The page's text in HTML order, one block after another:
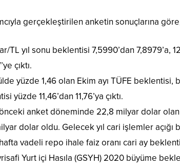
gerçekleştirilen anketin sonuçlarına
TL yıl sonu beklentisi 7,5990’dan 7,8979’a,
çıktı.
yüzde 1,46 olan Ekim ayı TÜFE
yüzde 11,46’dan 11,76’ya çıktı.
anket döneminde 22,8 milyar dolar
dolar oldu. Gelecek yıl cari işlemler
vadeli repo ihale faiz oranı cari ay
Yurt içi Hasıla (GSYH) 2020 büyüme